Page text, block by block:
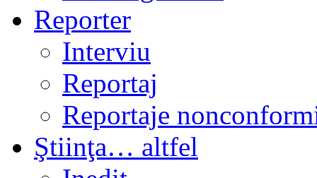
Reporter
Interviu
Reportaj
Reportaje
Ştiinţa… altfel